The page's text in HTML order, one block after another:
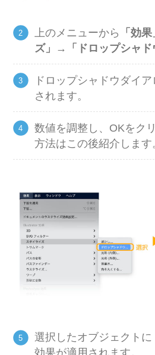
上のメニューから
「効
ズ」→「ドロップシャド
ドロップシャドウダイ
されます。
数値を調整し、OKをク
方法はこの後紹介します
選択したオブジェクト